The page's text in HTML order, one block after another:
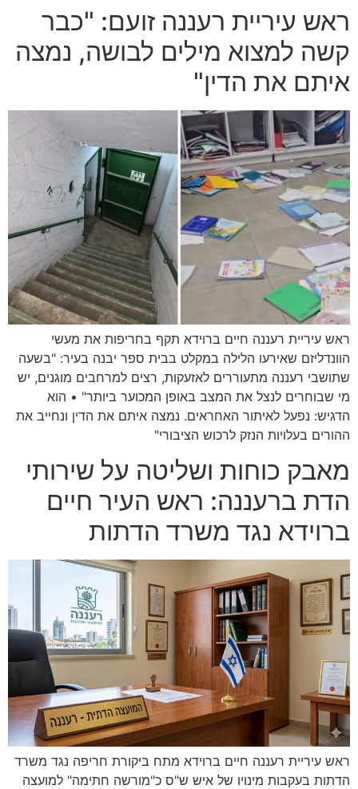
ראש עיריית רעננה זועם: "כבר
קשה למצוא מילים לבושה, נמצה
איתם את הדין"
ראש עיריית רעננה חיים ברוידא תקף בחריפות את מעשי
הוונדליזם שאירעו הלילה במקלט בבית ספר יבנה בעיר: "בשעה
שתושבי רעננה מתעוררים לאזעקות, רצים למרחבים מוגנים, יש
מי שבוחרים לנצל את המצב באופן המכוער ביותר" • הוא
הדגיש: נפעל לאיתור האחראים. נמצה איתם את הדין ונחייב את
ההורים בעלויות הנזק לרכוש הציבורי"
מאבק כוחות ושליטה על שירותי
הדת ברעננה: ראש העיר חיים
ברוידא נגד משרד הדתות
ראש עיריית רעננה חיים ברוידא מתח ביקורת חריפה נגד משרד
הדתות בעקבות מינויו של איש ש"ס כ"מורשה חתימה" למועצה